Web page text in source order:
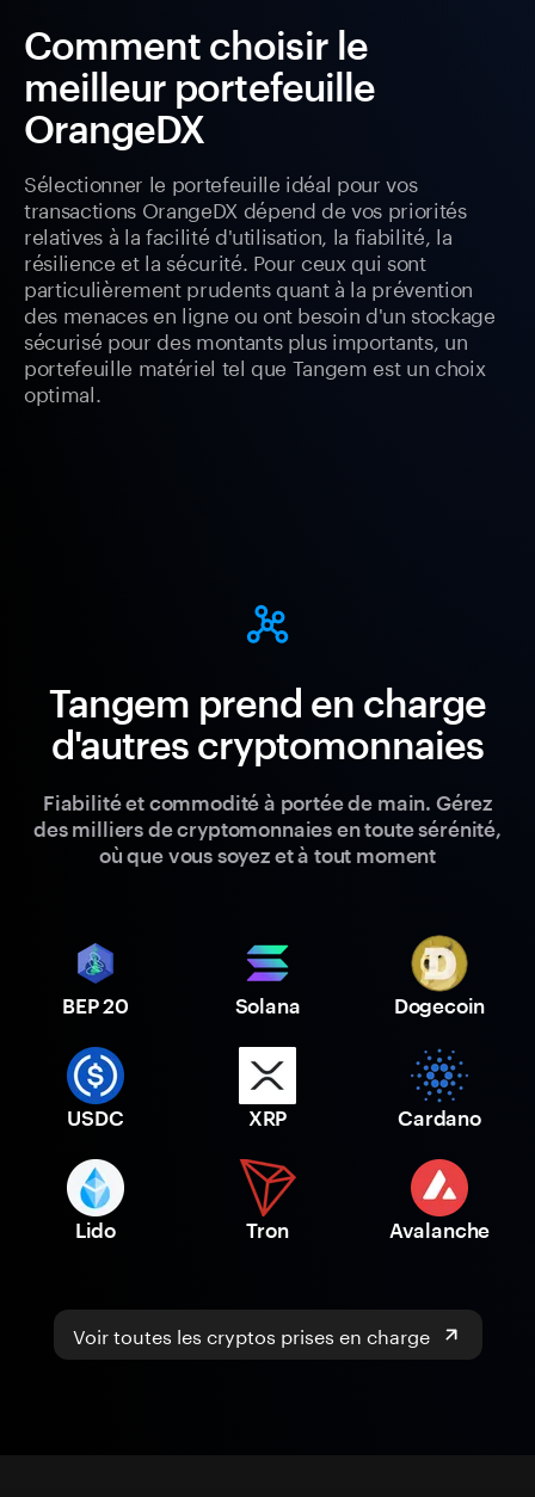
Comment choisir le
meilleur portefeuille
OrangeDX
Sélectionner le portefeuille idéal pour vos
transactions OrangeDX dépend de vos priorités
relatives à la facilité d'utilisation, la fiabilité, la
résilience et la sécurité. Pour ceux qui sont
particulièrement prudents quant à la prévention
des menaces en ligne ou ont besoin d'un stockage
sécurisé pour des montants plus importants, un
portefeuille matériel tel que Tangem est un choix
optimal.
Tangem prend en charge
d'autres cryptomonnaies
Fiabilité et commodité à portée de main. Gérez
des milliers de cryptomonnaies en toute sérénité,
où que vous soyez et à tout moment
BEP 20 Solana Dogecoin
USDC XRP Cardano
Lido Tron Avalanche
Voir toutes les cryptos prises en charge